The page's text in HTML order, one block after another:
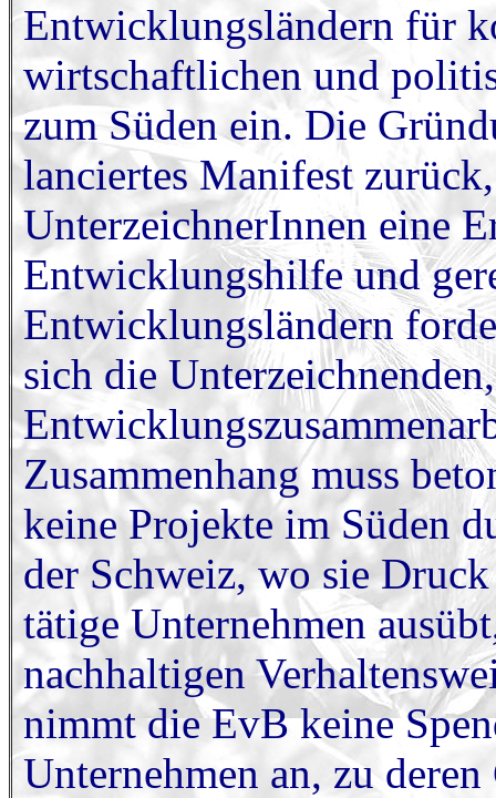
Entwicklungsländern für
wirtschaftlichen und
zum Süden ein. Die
lanciertes Manifest
UnterzeichnerInnen eine
Entwicklungshilfe und
Entwicklungsländern
sich die
Zusammenhang muss
keine Projekte im Süden
der Schweiz, wo sie
tätige Unternehmen
nachhaltigen
nimmt die EvB keine
Unternehmen an, zu